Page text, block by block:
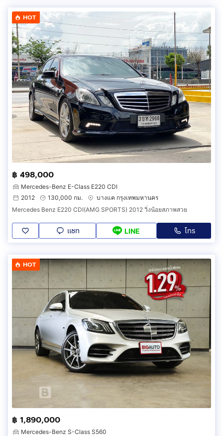
HOT
฿ 498,000
Mercedes-Benz E-Class E220 CDI
2012
130,000 กม.
บางแค กรุงเทพมหานคร
Mercedes Benz E220 CDI(AMG SPORTS) 2012 วิ่งน้อยสภาพสวย
แชท LINE โทร
HOT
฿ 1,890,000
Mercedes-Benz S-Class S560